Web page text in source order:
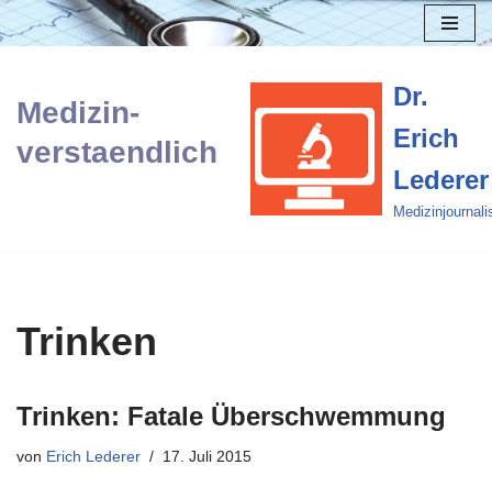
springen
Medizin-
verstaendlich
Dr.
Erich
Lederer
Trinken
Trinken: Fatale Überschwemmung
von Erich Lederer 17. Juli 2015